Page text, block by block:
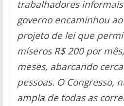
trabalhadores
governo encaminhou
projeto de lei que
míseros R$ 200 por
meses, abarcando
pessoas. O Congresso,
ampla de todas as